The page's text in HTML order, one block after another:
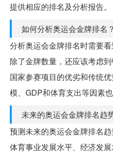
提供相应的排名及分析报告。
如何分析奥运会金牌排名？
分析奥运会金牌排名时需要看
除了金牌数量，还应该考虑
国家参赛项目的优劣和传统
模、GDP和体育支出等因素
未来的奥运会金牌排名趋
预测未来的奥运会金牌排名
体育事业发展水平、经济发